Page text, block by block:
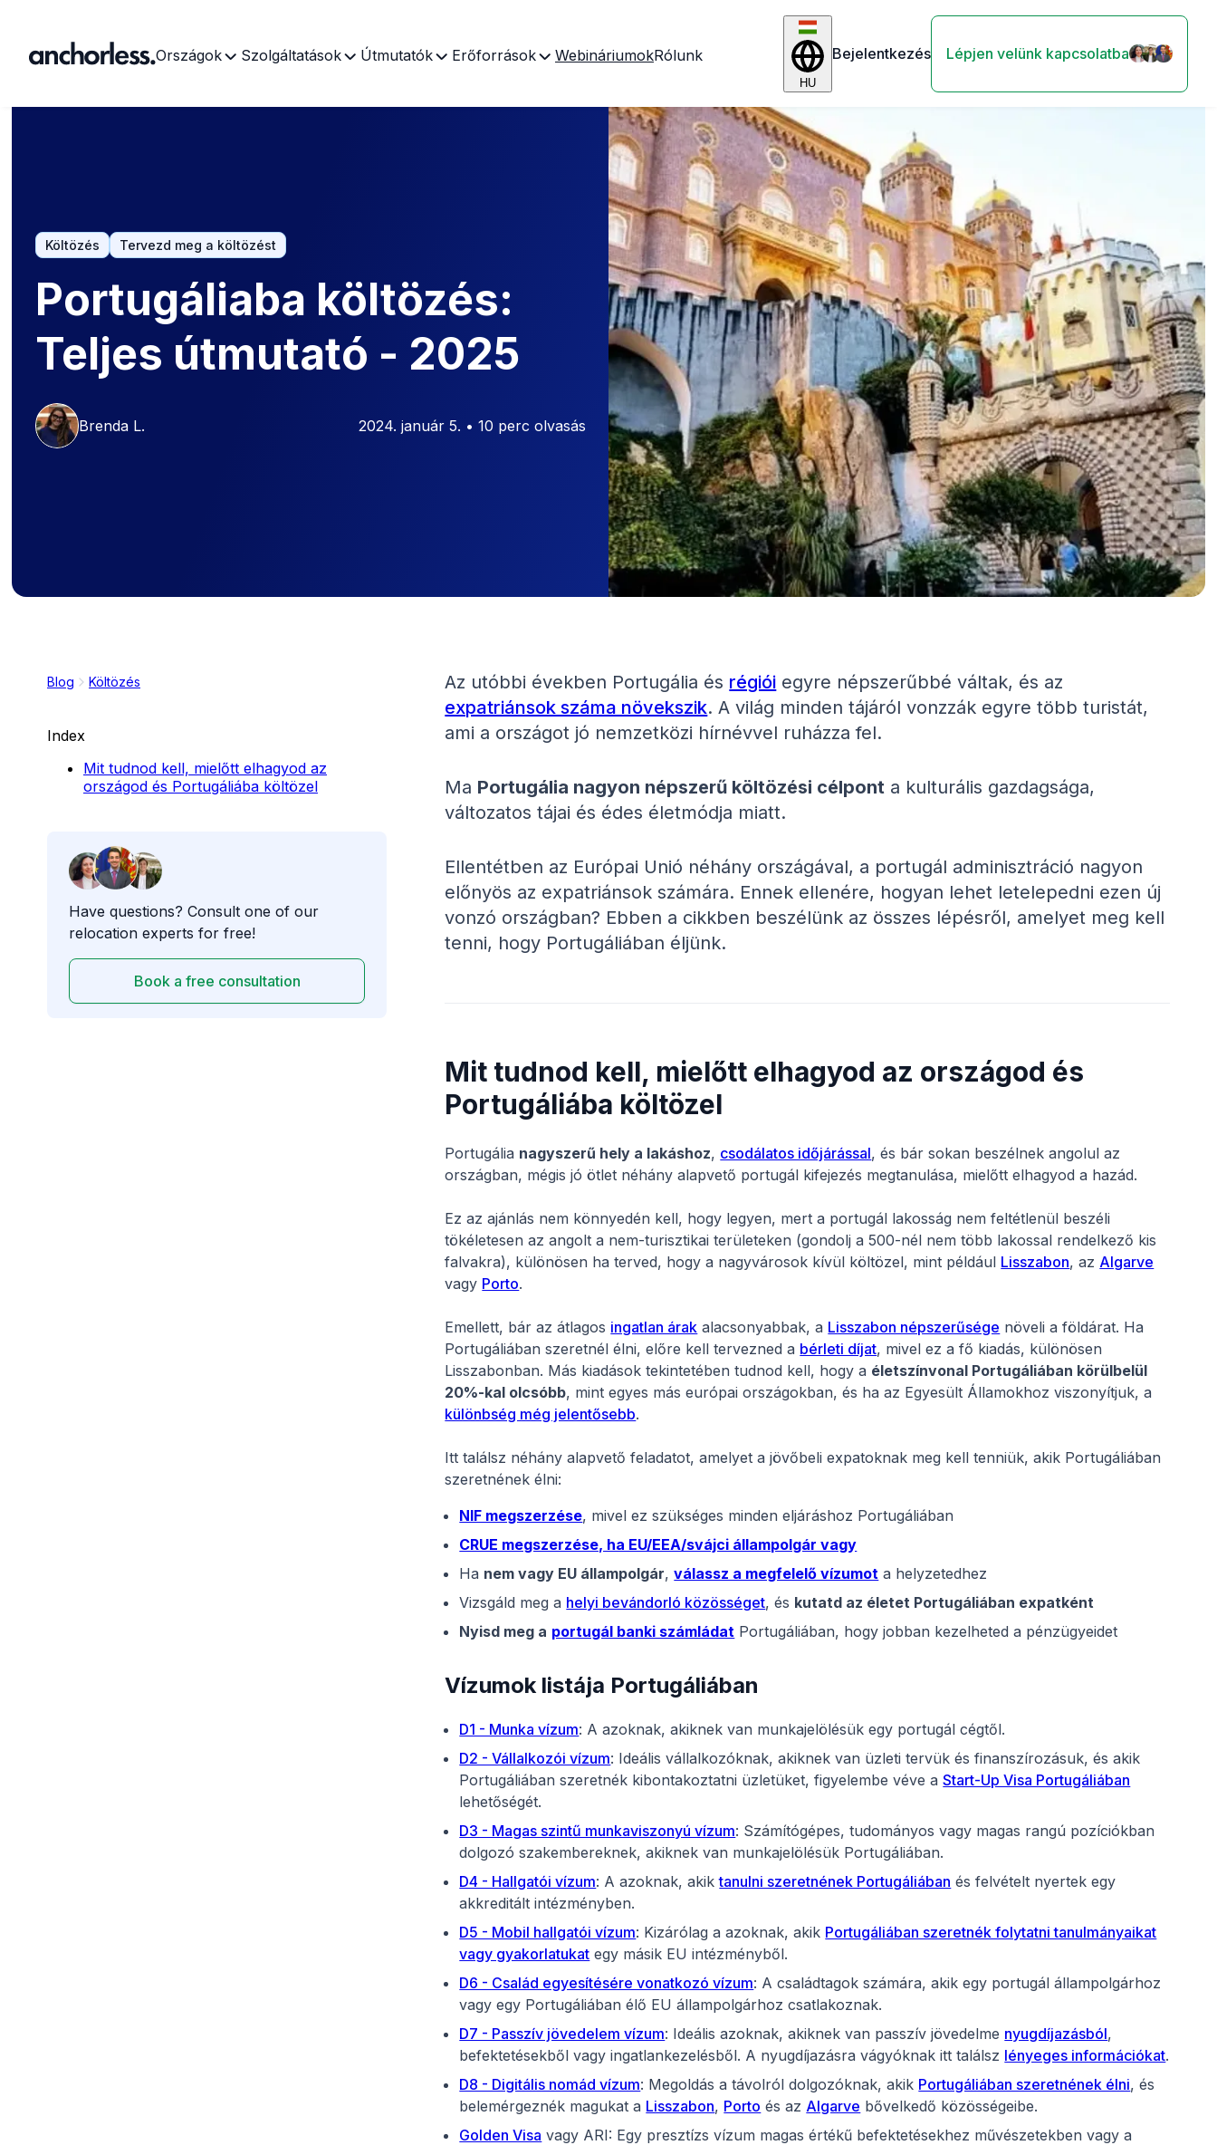
Országok Szolgáltatások Útmutatók Erőforrások WebináriumokRólunk
HU
Bejelentkezés Lépjen velünk kapcsolatba
Költözés Tervezd meg a költözést
Portugáliaba költözés:
Teljes útmutató - 2025
Brenda L. 2024. január 5. • 10 perc olvasás
Blog Költözés
Index
Mit tudnod kell, mielőtt elhagyod az
országod és Portugáliába költözel
Have questions? Consult one of our
relocation experts for free!
Book a free consultation
Az utóbbi években Portugália és régiói egyre népszerűbbé váltak, és az
expatriánsok száma növekszik. A világ minden tájáról vonzzák egyre több turistát,
ami a országot jó nemzetközi hírnévvel ruházza fel.
Ma Portugália nagyon népszerű költözési célpont a kulturális gazdagsága,
változatos tájai és édes életmódja miatt.
Ellentétben az Európai Unió néhány országával, a portugál adminisztráció nagyon
előnyös az expatriánsok számára. Ennek ellenére, hogyan lehet letelepedni ezen új
vonzó országban? Ebben a cikkben beszélünk az összes lépésről, amelyet meg kell
tenni, hogy Portugáliában éljünk.
Mit tudnod kell, mielőtt elhagyod az országod és
Portugáliába költözel
Portugália nagyszerű hely a lakáshoz, csodálatos időjárással, és bár sokan beszélnek angolul az
országban, mégis jó ötlet néhány alapvető portugál kifejezés megtanulása, mielőtt elhagyod a hazád.
Ez az ajánlás nem könnyedén kell, hogy legyen, mert a portugál lakosság nem feltétlenül beszéli
tökéletesen az angolt a nem-turisztikai területeken (gondolj a 500-nél nem több lakossal rendelkező kis
falvakra), különösen ha terved, hogy a nagyvárosok kívül költözel, mint például Lisszabon, az Algarve
vagy Porto.
Emellett, bár az átlagos ingatlan árak alacsonyabbak, a Lisszabon népszerűsége növeli a földárat. Ha
Portugáliában szeretnél élni, előre kell tervezned a bérleti díjat, mivel ez a fő kiadás, különösen
Lisszabonban. Más kiadások tekintetében tudnod kell, hogy a életszínvonal Portugáliában körülbelül
20%-kal olcsóbb, mint egyes más európai országokban, és ha az Egyesült Államokhoz viszonyítjuk, a
különbség még jelentősebb.
Itt találsz néhány alapvető feladatot, amelyet a jövőbeli expatoknak meg kell tenniük, akik Portugáliában
szeretnének élni:
NIF megszerzése, mivel ez szükséges minden eljáráshoz Portugáliában
CRUE megszerzése, ha EU/EEA/svájci állampolgár vagy
Ha nem vagy EU állampolgár,válassz a megfelelő vízumot a helyzetedhez
Vizsgáld meg a helyi bevándorló közösséget, és kutatd az életet Portugáliában expatként
Nyisd meg a portugál banki számládat Portugáliában, hogy jobban kezelheted a pénzügyeidet
Vízumok listája Portugáliában
D1 - Munka vízum: A azoknak, akiknek van munkajelölésük egy portugál cégtől.
D2 - Vállalkozói vízum: Ideális vállalkozóknak, akiknek van üzleti tervük és finanszírozásuk, és akik
Portugáliában szeretnék kibontakoztatni üzletüket, figyelembe véve aStart-Up Visa Portugáliában
lehetőségét.
D3 - Magas szintű munkaviszonyú vízum: Számítógépes, tudományos vagy magas rangú pozíciókban
dolgozó szakembereknek, akiknek van munkajelölésük Portugáliában.
D4 - Hallgatói vízum: A azoknak, akiktanulni szeretnének Portugáliában és felvételt nyertek egy
akkreditált intézményben.
D5 - Mobil hallgatói vízum: Kizárólag a azoknak, akik Portugáliában szeretnék folytatni tanulmányaikat
vagy gyakorlatukat egy másik EU intézményből.
D6 - Család egyesítésére vonatkozó vízum: A családtagok számára, akik egy portugál állampolgárhoz
vagy egy Portugáliában élő EU állampolgárhoz csatlakoznak.
D7 - Passzív jövedelem vízum: Ideális azoknak, akiknek van passzív jövedelme nyugdíjazásból,
befektetésekből vagy ingatlankezelésből. A nyugdíjazásra vágyóknak itt találsz lényeges információkat.
D8 - Digitális nomád vízum: Megoldás a távolról dolgozóknak, akik Portugáliában szeretnének élni, és
belemérgeznék magukat a Lisszabon, Porto és az Algarve bővelkedő közösségeibe.
Golden Visa vagy ARI: Egy presztízs vízum magas értékű befektetésekhez művészetekben vagy a